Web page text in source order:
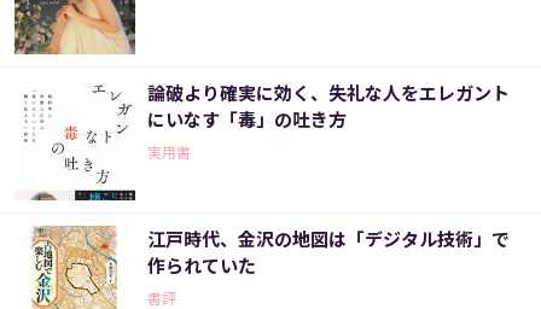
論破より確実に効く、失礼な人をエレガント
にいなす「毒」の吐き方
実用書
江戸時代、金沢の地図は「デジタル技術」で
作られていた
書評